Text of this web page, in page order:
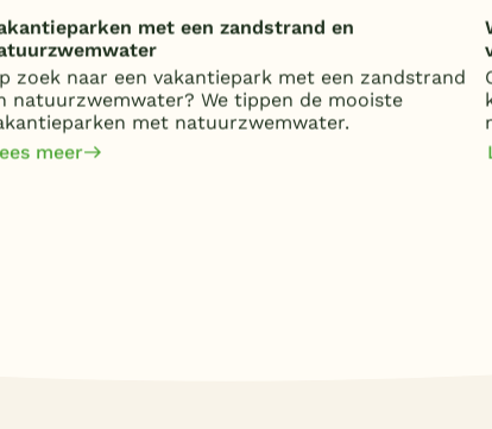
met een zandstrand en
zoek naar een vakantiepark met een zandstrand
natuurzwemwater? We tippen de mooiste
met natuurzwemwater.
meer